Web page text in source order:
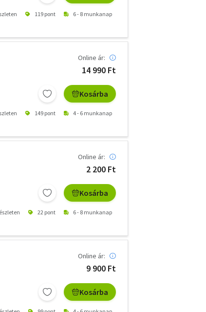
119 pont 6 - 8 munkanap
Online ár:
14 990 Ft
Kosárba
149 pont 4 - 6 munkanap
Online ár:
2 200 Ft
Kosárba
22 pont 6 - 8 munkanap
Online ár:
9 900 Ft
Kosárba